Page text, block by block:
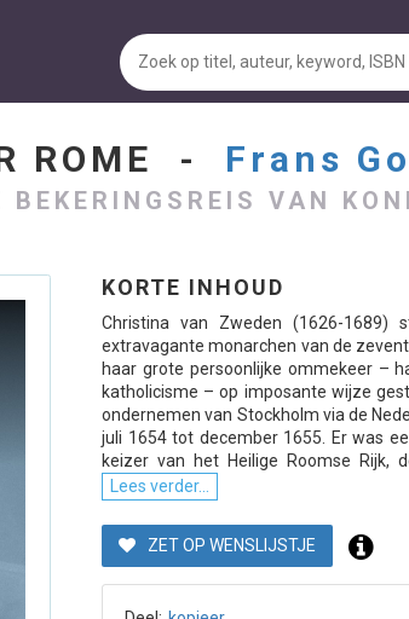
ROME - Frans
BEKERINGSREIS VAN
KORTE INHOUD
Christina van Zweden (1626-
extravagante monarchen van de
haar grote persoonlijke ommekeer –
katholicisme – op imposante wijze
ondernemen van Stockholm via de
juli 1654 tot december 1655. Er was
keizer van het Heilige Roomse Rijk,
Lees verder...
ZET OP WENSLIJSTJE